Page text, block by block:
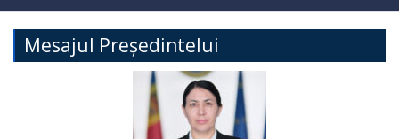
Mesajul Președintelui